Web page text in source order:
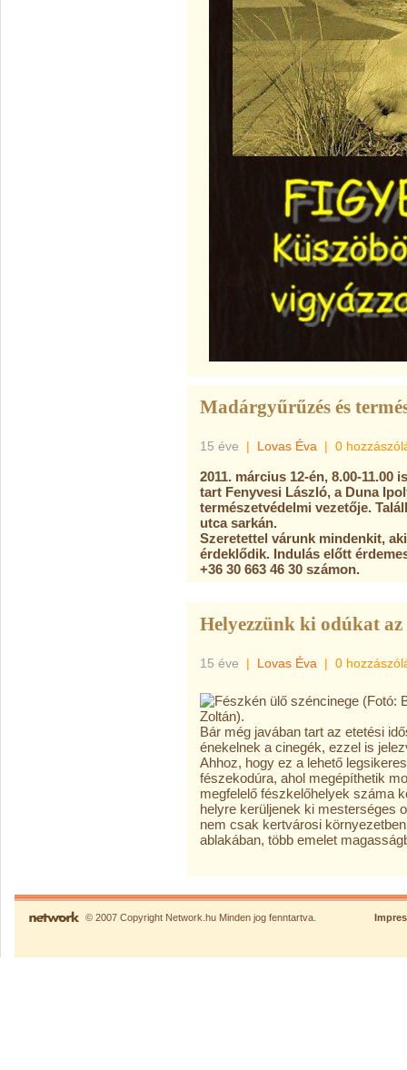
Madárgyűrűzés és
15 éve | Lovas Éva | 0
2011. március 12-én, 8.00-
tart Fenyvesi László, a Duna
természetvédelmi vezetője.
utca sarkán.
Szeretettel várunk mindenkit,
érdeklődik. Indulás előtt
+36 30 663 46 30 számon.
Helyezzünk ki odúkat
15 éve | Lovas Éva | 0
Bár még javában tart az etetési
énekelnek a cinegék, ezzel is
Ahhoz, hogy ez a lehető
fészekodúra, ahol megépíthetik
megfelelő fészkelőhelyek száma
helyre kerüljenek ki mesterséges
nem csak kertvárosi
ablakában, több emelet
© 2007 Copyright Network.hu Minden jog fenntartva.